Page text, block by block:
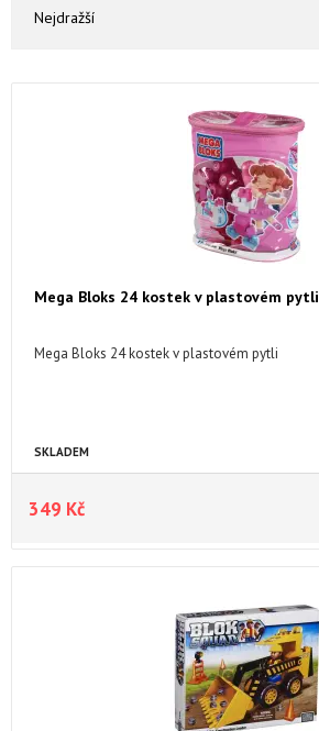
Nejdražší
Mega Bloks 24 kostek v plastovém pytli
Mega Bloks 24 kostek v plastovém pytli
SKLADEM
349 Kč